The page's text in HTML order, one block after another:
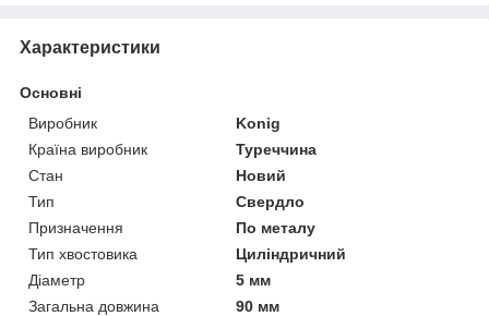
Характеристики
Основні
Виробник
Konig
Країна виробник
Туреччина
Стан
Новий
Тип
Свердло
Призначення
По металу
Тип хвостовика
Циліндричний
Діаметр
5 мм
Загальна довжина
90 мм